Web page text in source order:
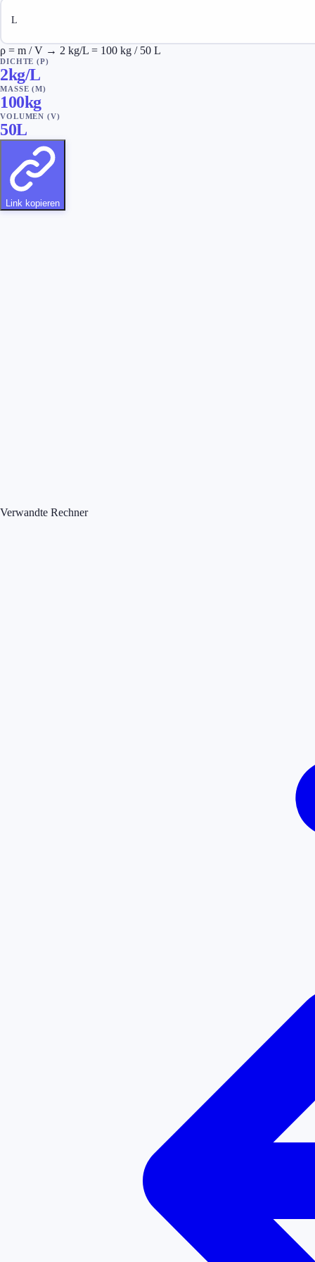
ρ = m / V → 2 kg/L = 100 kg / 50 L
DICHTE (Ρ)
2kg/L
MASSE (M)
100kg
VOLUMEN (V)
50L
Link kopieren
Verwandte Rechner